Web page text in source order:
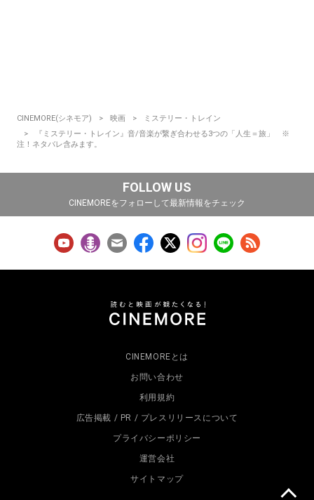
CINEMORE(シネモア) 映画
ミステリー・トレイン
『ミステリー・トレイン』音/音楽が繋ぎ合わせる3つの「人生＝旅」 ※
注！ネタバレ含みます。
FOLLOW US
CINEMOREをフォローして最新情報をチェック
CINEMOREとは
お問い合わせ
利用規約
広告掲載 / PR / プレスリリースについて
プライバシーポリシー
運営会社
サイトマップ